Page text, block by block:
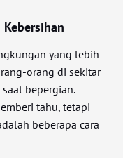
yang lebih
orang di sekitar
bepergian.
tahu, tetapi
beberapa cara